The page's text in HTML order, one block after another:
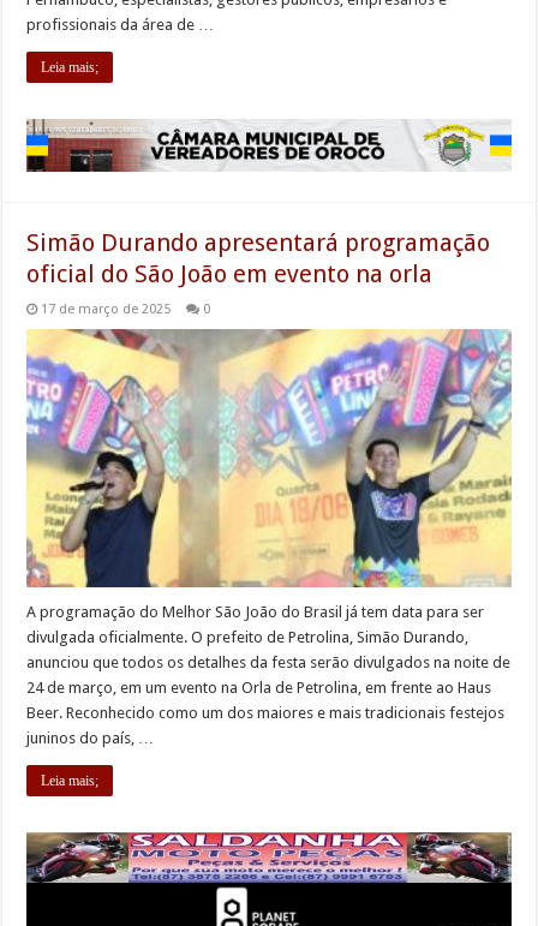
profissionais da área de …
Leia mais;
Simão Durando apresentará programação
oficial do São João em evento na orla
17 de março de 2025 0
A programação do Melhor São João do Brasil já tem data para ser
divulgada oficialmente. O prefeito de Petrolina, Simão Durando,
anunciou que todos os detalhes da festa serão divulgados na noite de
24 de março, em um evento na Orla de Petrolina, em frente ao Haus
Beer. Reconhecido como um dos maiores e mais tradicionais festejos
juninos do país, …
Leia mais;